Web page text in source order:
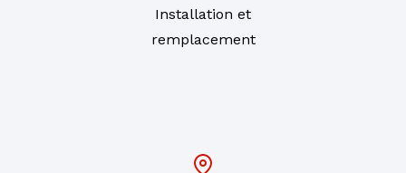
Installation et
remplacement